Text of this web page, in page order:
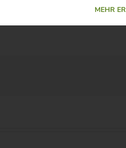
dieses Artikels vom VerlagMEHR